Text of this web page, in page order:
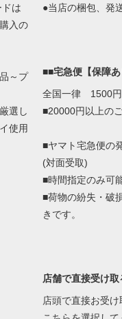
は
入の
～プ
選し
使用
●当店の梱包、発
■■宅急便【保障あ
全国一律 1500円
■20000円以上の
■ヤマト宅急便の
(対面受取)
■時間指定のみ可
■荷物の紛失・破
きです。
店舗で直接受け取
店頭で直接お受